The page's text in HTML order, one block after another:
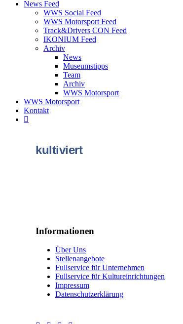
News Feed
WWS Social Feed
WWS Motorsport Feed
Track&Drivers CON Feed
IKONIUM Feed
Archiv
News
Museumstipps
Team
Archiv
WWS Motorsport
WWS Motorsport
Kontakt
kultiviert
Informationen
Über Uns
Stellenangebote
Fullservice für Unternehmen
Fullservice für Kultureinrichtungen
Impressum
Datenschutzerklärung